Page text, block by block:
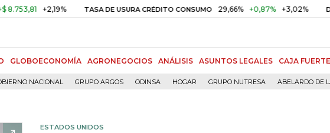
+2,19% TASA DE USURA CRÉDITO CONSUMO 29,66% +0,87% +3,02% DTF
GLOBOECONOMÍA AGRONEGOCIOS ANÁLISIS ASUNTOS LEGALES CAJA FUERTE
NACIONAL GRUPO ARGOS ODINSA HOGAR GRUPO NUTRESA ABELARDO DE
ESTADOS UNIDOS